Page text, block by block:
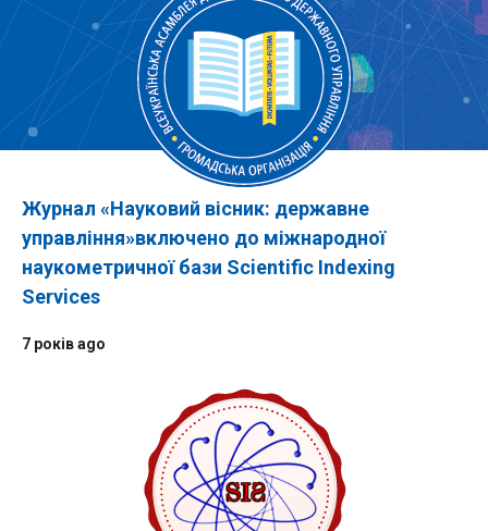
Журнал «Науковий вісник: державне
управління»включено до міжнародної
наукометричної бази Scientific Indexing
Services
7 років ago